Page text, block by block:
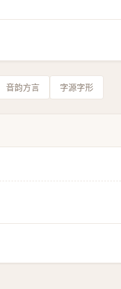
音韵方言 字源字形